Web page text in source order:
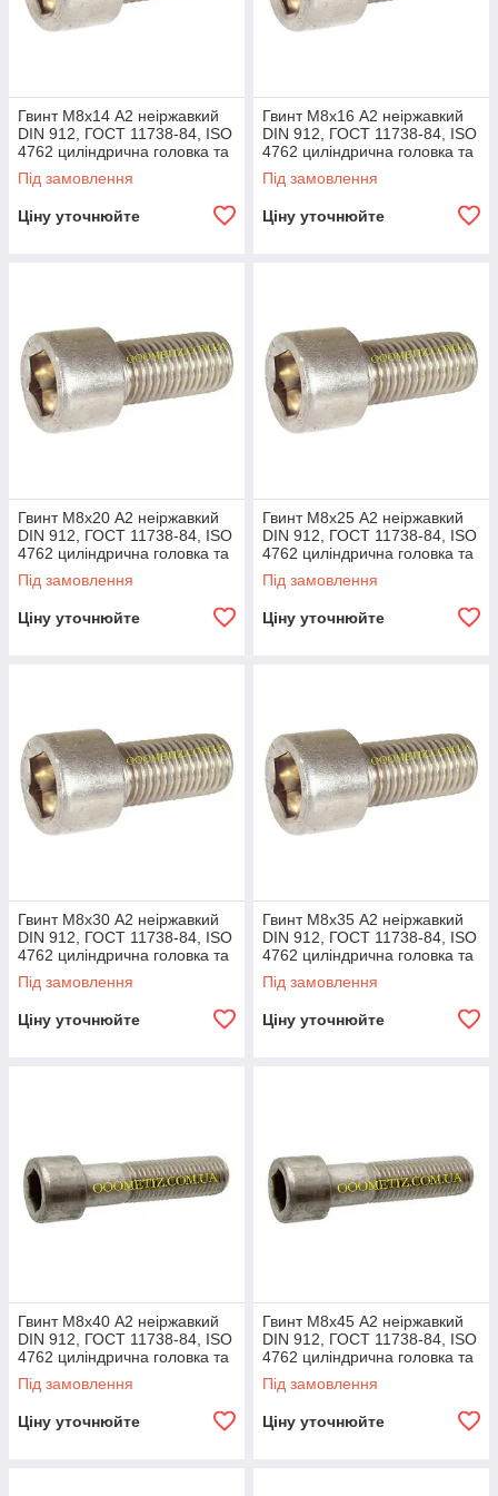
Гвинт М8х14 А2 неіржавкий
DIN 912, ГОСТ 11738-84, ISO
4762 циліндрична головка та
внутрішній шестигранник
Під замовлення
Ціну уточнюйте
Гвинт М8х16 А2 неіржавкий
DIN 912, ГОСТ 11738-84, ISO
4762 циліндрична головка та
внутрішній шестигранник
Під замовлення
Ціну уточнюйте
Гвинт М8х20 А2 неіржавкий
DIN 912, ГОСТ 11738-84, ISO
4762 циліндрична головка та
внутрішній шестигранник
Під замовлення
Ціну уточнюйте
Гвинт М8х25 А2 неіржавкий
DIN 912, ГОСТ 11738-84, ISO
4762 циліндрична головка та
внутрішній шестигранник
Під замовлення
Ціну уточнюйте
Гвинт М8х30 А2 неіржавкий
DIN 912, ГОСТ 11738-84, ISO
4762 циліндрична головка та
внутрішній шестигранник
Під замовлення
Ціну уточнюйте
Гвинт М8х35 А2 неіржавкий
DIN 912, ГОСТ 11738-84, ISO
4762 циліндрична головка та
внутрішній шестигранник
Під замовлення
Ціну уточнюйте
Гвинт М8х40 А2 неіржавкий
DIN 912, ГОСТ 11738-84, ISO
4762 циліндрична головка та
внутрішній шестигранник
Під замовлення
Ціну уточнюйте
Гвинт М8х45 А2 неіржавкий
DIN 912, ГОСТ 11738-84, ISO
4762 циліндрична головка та
внутрішній шестигранник
Під замовлення
Ціну уточнюйте